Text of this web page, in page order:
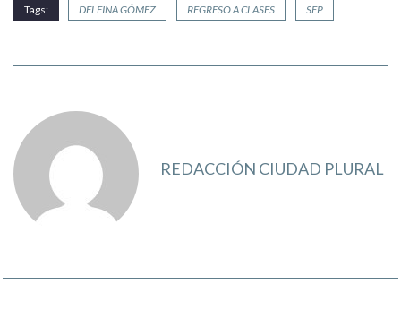
Tags: DELFINA GÓMEZ REGRESO A CLASES SEP
REDACCIÓN CIUDAD PLURAL